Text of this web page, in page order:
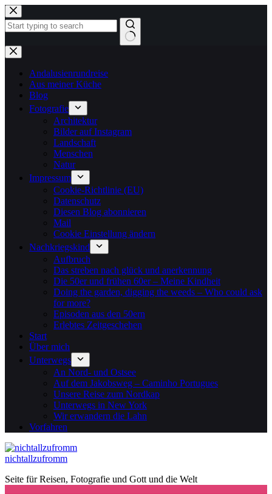
Zum
Inhalt
springen
Keine
Ergebnisse
Andalusienrundreise
Aus meiner Küche
Blog
Fotografie
Architektur
Bilder auf Instagram
Landschaft
Menschen
Natur
Impressum
Cookie-Richtlinie (EU)
Datenschutz
Diesen Blog abonnieren
Mail
Cookie Einstellung ändern
Nachkriegskind
Aufbruch
Das streben nach glück und anerkennung
Die 50er und frühen 60er – Meine Kindheit
Doing the garden, digging the weeds – Who could ask
for more?
Episoden aus den 50ern
Erlebtes Zeitgeschehen
Start
Über mich
Unterwegs
An Nord- und Ostsee
Auf dem Jakobsweg – Caminho Portugues
Unsere Reise zum Nordkap
Unterwegs in New York
Wir erwandern die Lahn
Vorfahren
nichtallzufromm
Seite für Reisen, Fotografie und Gott und die Welt